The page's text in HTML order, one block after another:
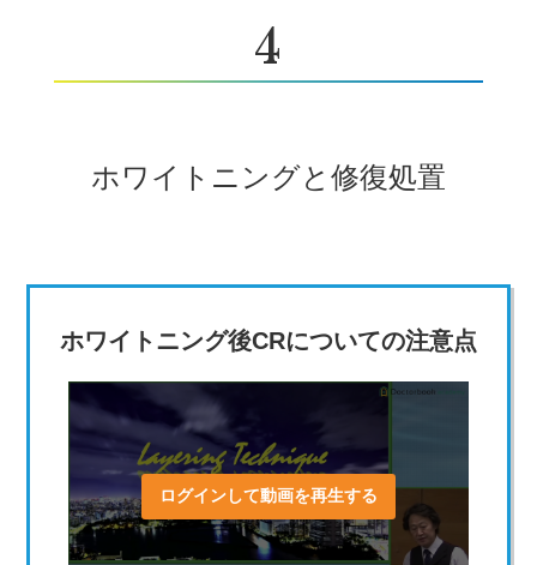
4
ホワイトニングと修復処置
ホワイトニング後CRについての注意点
ログインして動画を再生する